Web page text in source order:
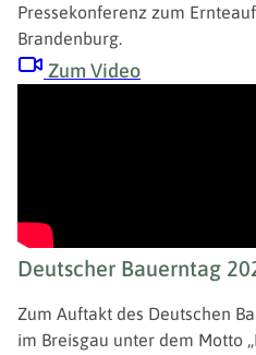
Pressekonferenz zum
Brandenburg.
Zum Video
Deutscher Bauerntag
Zum Auftakt des Deutschen
im Breisgau unter dem Motto